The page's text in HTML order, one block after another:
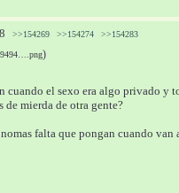
>>154269 >>154274 >>154283
)
cuando el sexo era algo privado
de mierda de otra gente?
falta que pongan cuando van